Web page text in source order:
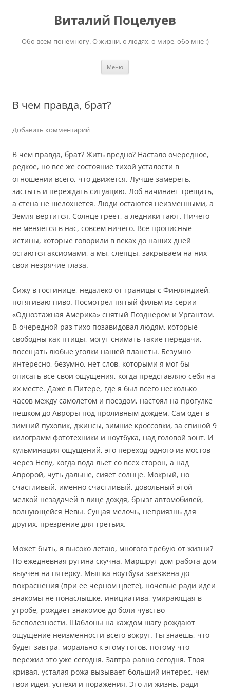
содержимомуВиталий Поцелуев
Обо всем понемногу. О жизни, о людях, о мире, обо мне :)
Меню
В чем правда, брат?
Добавить комментарий
В чем правда, брат? Жить вредно? Настало очередное,
редкое, но все же состояние тихой усталости в
отношении всего, что движется. Лучше замереть,
застыть и переждать ситуацию. Лоб начинает трещать,
а стена не шелохнется. Люди остаются неизменными, а
Земля вертится. Солнце греет, а ледники тают. Ничего
не меняется в нас, совсем ничего. Все прописные
истины, которые говорили в веках до наших дней
остаются аксиомами, а мы, слепцы, закрываем на них
свои незрячие глаза.
Сижу в гостинице, недалеко от границы с Финляндией,
потягиваю пиво. Посмотрел пятый фильм из серии
«Одноэтажная Америка» снятый Позднером и Ургантом.
В очередной раз тихо позавидовал людям, которые
свободны как птицы, могут снимать такие передачи,
посещать любые уголки нашей планеты. Безумно
интересно, безумно, нет слов, которыми я мог бы
описать все свои ощущения, когда представляю себя на
их месте. Даже в Питере, где я был всего несколько
часов между самолетом и поездом, настоял на прогулке
пешком до Авроры под проливным дождем. Сам одет в
зимний пуховик, джинсы, зимние кроссовки, за спиной 9
килограмм фототехники и ноутбука, над головой зонт. И
кульминация ощущений, это переход одного из мостов
через Неву, когда вода льет со всех сторон, а над
Авророй, чуть дальше, сияет солнце. Мокрый, но
счастливый, именно счастливый, довольный этой
мелкой незадачей в лице дождя, брызг автомобилей,
волнующейся Невы. Сущая мелочь, неприязнь для
других, презрение для третьих.
Может быть, я высоко летаю, многого требую от жизни?
Но ежедневная рутина скучна. Маршрут дом-работа-дом
выучен на пятерку. Мышка ноутбука заезжена до
покраснения (при ее черном цвете), ночевые ради идеи
знакомы не понаслышке, инициатива, умирающая в
утробе, рождает знакомое до боли чувство
бесполезности. Шаблоны на каждом шагу рождают
ощущение неизменности всего вокруг. Ты знаешь, что
будет завтра, морально к этому готов, потому что
пережил это уже сегодня. Завтра равно сегодня. Твоя
кривая, усталая рожа вызывает больший интерес, чем
твои идеи, успехи и поражения. Это ли жизнь, ради